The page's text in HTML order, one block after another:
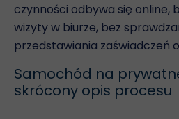
Samochód na
skrócony opis procesu
czynności odbywa się online,
wizyty w biurze, bez
przedstawiania zaświadczeń